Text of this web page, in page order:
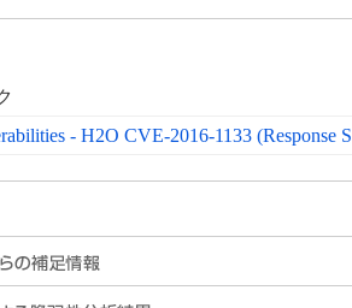
- H2O CVE-2016-1133 (Response